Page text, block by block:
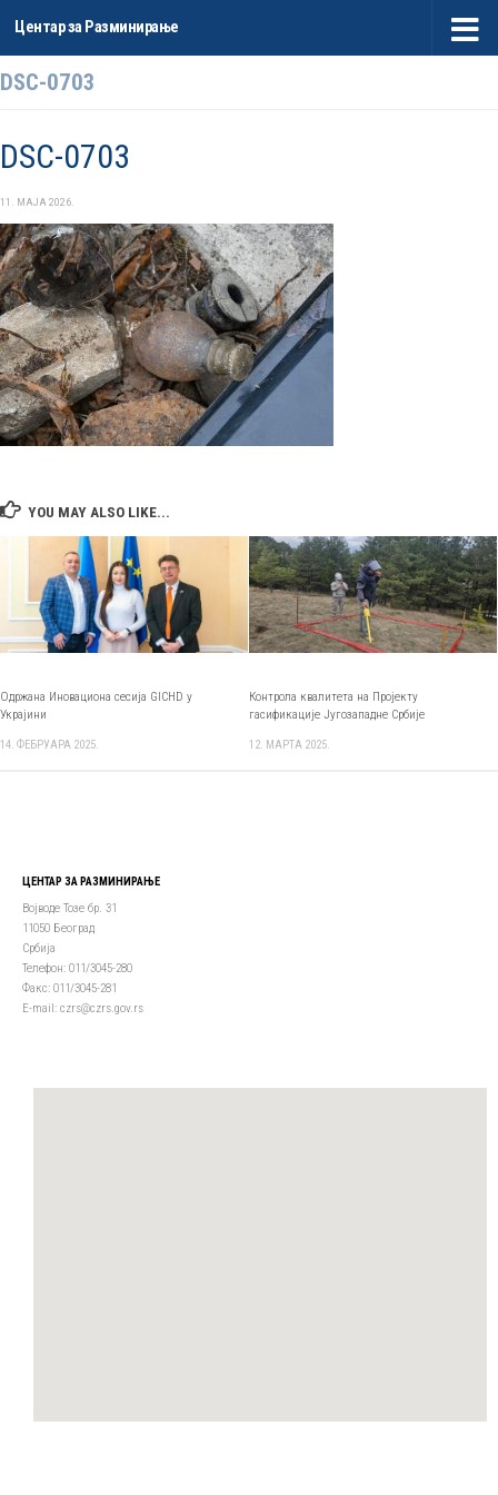
Skip to content
Центар за Разминирање
DSC-0703
DSC-0703
11. МАЈА 2026.
YOU MAY ALSO LIKE...
Одржана Иновациона сесија GICHD у
Украјини
14. ФЕБРУАРА 2025.
Контрола квалитета на Пројекту
гасификацијe Југозападне Србије
12. МАРТА 2025.
ЦЕНТАР ЗА РАЗМИНИРАЊЕ
Војводе Тозе бр. 31
11050 Београд
Србија
Телефон: 011/3045-280
Факс: 011/3045-281
Е-mail: czrs@czrs.gov.rs